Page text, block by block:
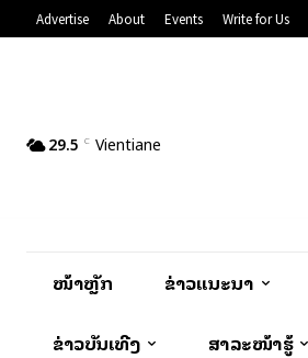
Advertise About Events Write for Us
29.5 C Vientiane
ໜ້າຫຼັກ ຂ່າວແນະນຳ
ຂ່າວບັນເທີງ ສາລະໜ້າຮູ້